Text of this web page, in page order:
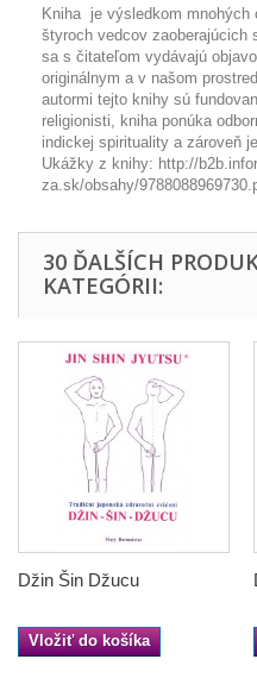
Kniha je výsledkom mnohých
štyroch vedcov zaoberajúcich
sa s čitateľom vydávajú
originálnym a v našom
autormi tejto knihy sú
religionisti, kniha ponúka
indickej spirituality a zároveň
Ukážky z knihy: http://
za.sk/obsahy/
30 ĎALŠÍCH
KATEGÓRII:
Džin Šin Džucu
Vložiť do košíka